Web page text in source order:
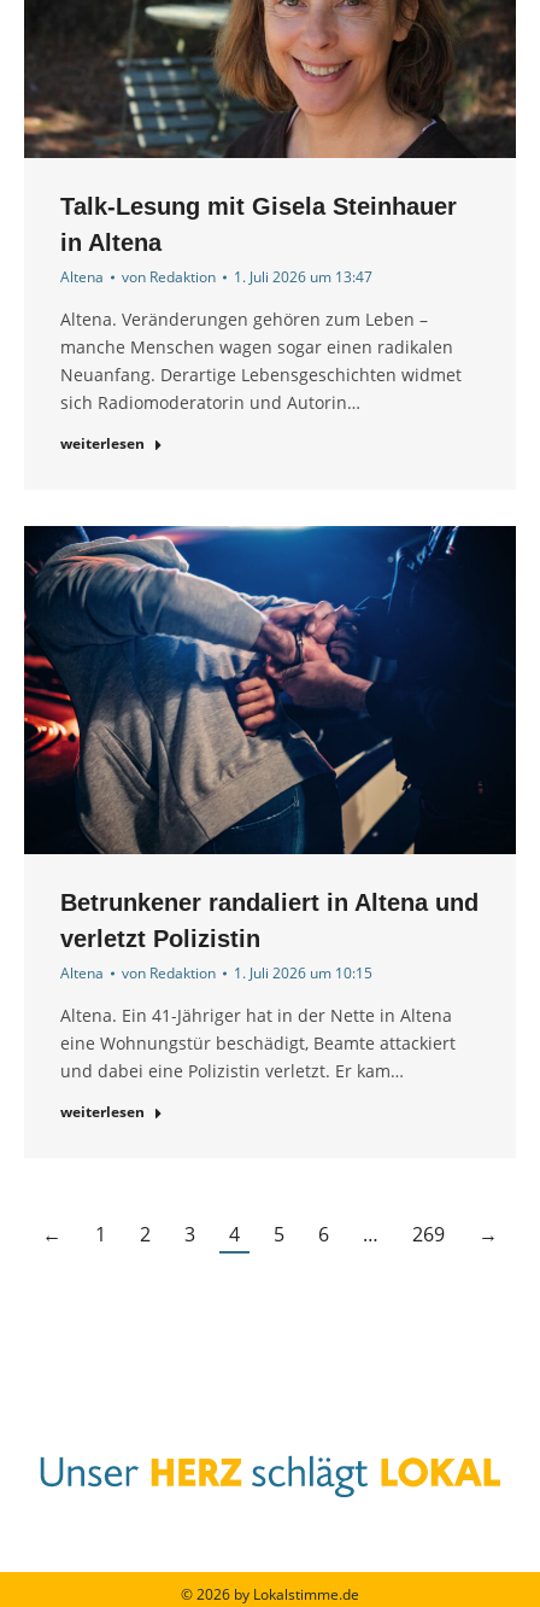
Talk-Lesung mit Gisela Steinhauer
in Altena
Altena von Redaktion 1. Juli 2026 um 13:47
Altena. Veränderungen gehören zum Leben –
manche Menschen wagen sogar einen radikalen
Neuanfang. Derartige Lebensgeschichten widmet
sich Radiomoderatorin und Autorin…
weiterlesen
Betrunkener randaliert in Altena und
verletzt Polizistin
Altena von Redaktion 1. Juli 2026 um 10:15
Altena. Ein 41-Jähriger hat in der Nette in Altena
eine Wohnungstür beschädigt, Beamte attackiert
und dabei eine Polizistin verletzt. Er kam…
weiterlesen
← 1 2 3 4 5 6 … 269 →
© 2026 by Lokalstimme.de